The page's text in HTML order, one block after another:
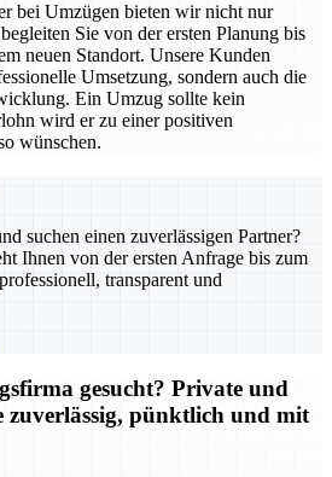
bei Umzügen bieten wir nicht nur
Sie von der ersten Planung bis
neuen Standort. Unsere Kunden
Umsetzung, sondern auch die
Ein Umzug sollte kein
wird er zu einer positiven
wünschen.
suchen einen zuverlässigen Partner?
Ihnen von der ersten Anfrage bis zum
transparent und
gesucht? Private und
zuverlässig, pünktlich und mit